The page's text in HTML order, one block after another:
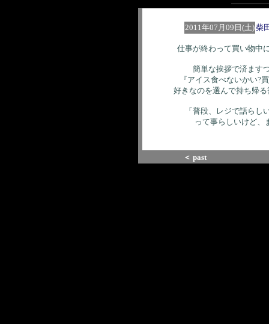
2011年07月09日(土)柴
仕事が終わって買い物中
簡単な挨拶で済ます
『アイス食べないかい?
好きなのを選んで持ち帰
「普段、レジで話らし
って事らしいけど、
＜ past